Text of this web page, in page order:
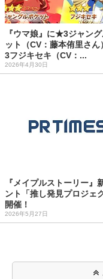
『ウマ娘』に★3ジャン
ット（CV：藤本侑里さ
3フジキセキ（CV：...
2026年4月30日
『メイプルストーリー』
ント「推し発見プロジェ
開催！
2026年5月27日